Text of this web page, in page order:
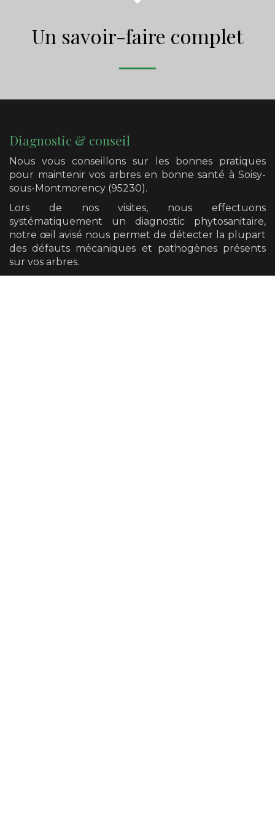
Un savoir-faire complet
Diagnostic & conseil
Nous vous conseillons sur les bonnes pratiques
pour maintenir vos arbres en bonne santé à Soisy-
sous-Montmorency (95230).
Lors de nos visites, nous effectuons
systématiquement un diagnostic phytosanitaire,
notre œil avisé nous permet de détecter la plupart
des défauts mécaniques et pathogènes présents
sur vos arbres.